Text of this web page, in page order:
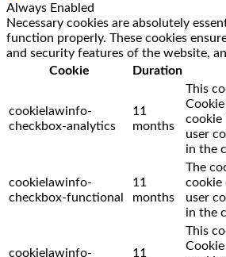
Always Enabled
Necessary cookies are absolutely
function properly. These cookies
and security features of the website,
Cookie
Duration
cookielawinfo-
checkbox-analytics
11
months
This
cookie
user
in the
cookielawinfo-
checkbox-functional
11
months
The
cookie
user
in the
cookielawinfo-
11
This